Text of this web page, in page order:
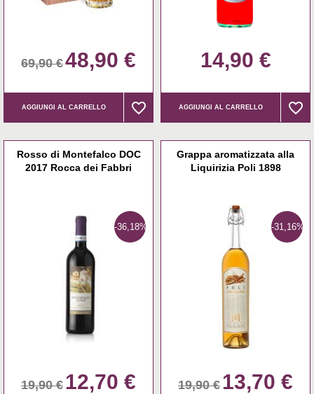
69,90 €48,90 €
AGGIUNGI AL CARRELLO favorite_border
favorite_border
14,90 €
AGGIUNGI AL CARRELLO favorite_border
favorite_border
Rosso di Montefalco DOC
2017 Rocca dei Fabbri
-36,18%
19,90 € 12,70 €
Grappa aromatizzata alla
Liquirizia Poli 1898
-31,16%
19,90 € 13,70 €